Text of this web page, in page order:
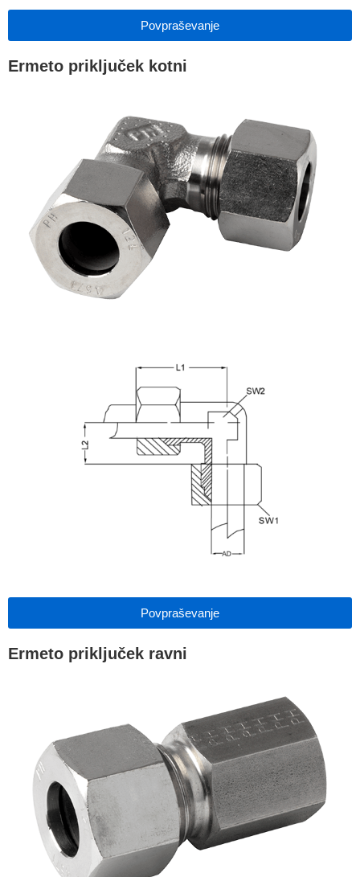
Povpraševanje
Ermeto priključek kotni
Povpraševanje
Ermeto priključek ravni